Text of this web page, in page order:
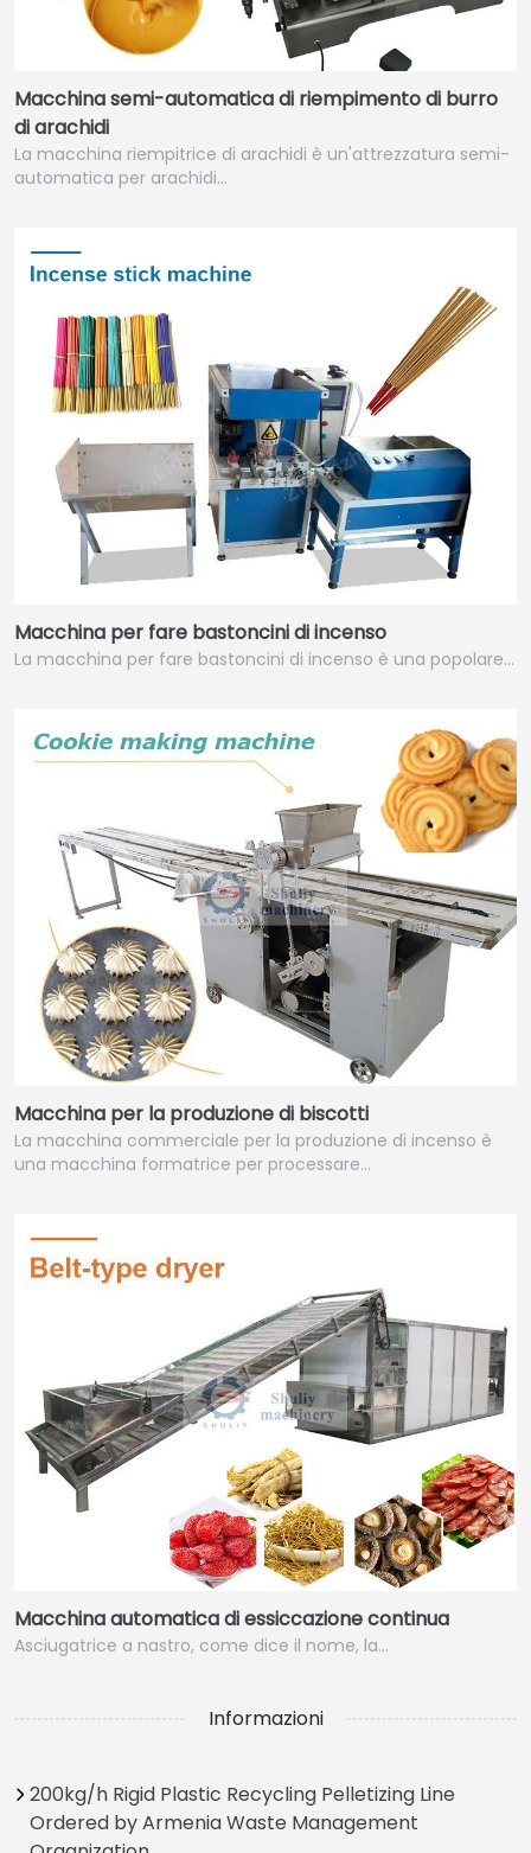
Macchina semi-automatica di riempimento di burro
di arachidi
La macchina riempitrice di arachidi è un'attrezzatura semi-
automatica per arachidi…
Macchina per fare bastoncini di incenso
La macchina per fare bastoncini di incenso è una popolare…
Macchina per la produzione di biscotti
La macchina commerciale per la produzione di incenso è
una macchina formatrice per processare…
Macchina automatica di essiccazione continua
Asciugatrice a nastro, come dice il nome, la…
Informazioni
200kg/h Rigid Plastic Recycling Pelletizing Line
Ordered by Armenia Waste Management